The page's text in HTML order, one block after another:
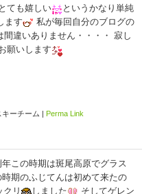
ても嬉しい
というかなり単純
ます
私が毎回自分のブログの
間違いありません・・・・ 寂し
願いします
キーチーム | Perma Link
年この時期は斑尾高原でグラス
期のふじてんは初めて来たの
リ しました
そしてゲレン